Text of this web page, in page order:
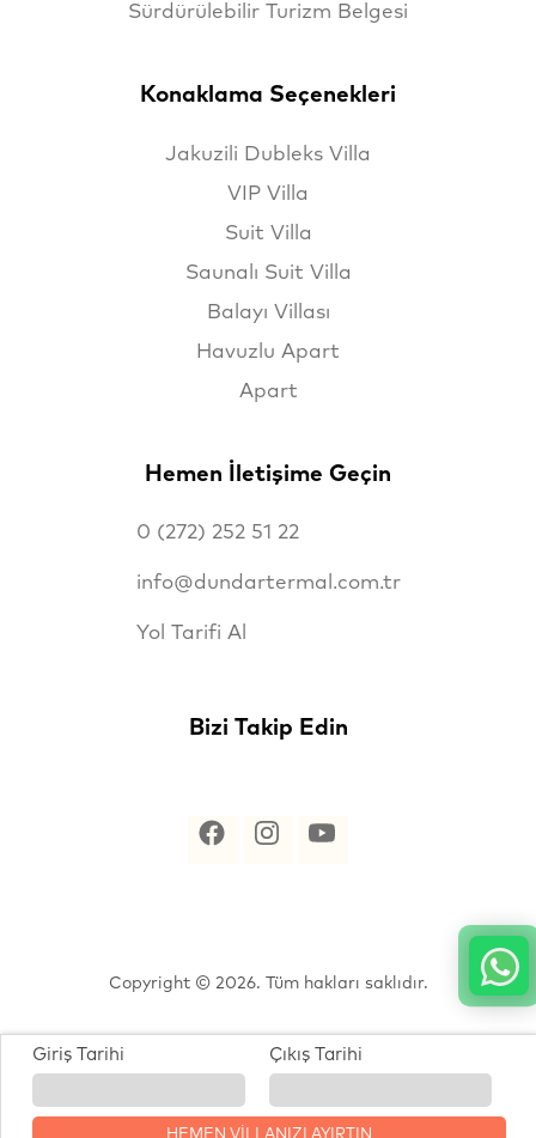
Sürdürülebilir Turizm Belgesi
Konaklama Seçenekleri
Jakuzili Dubleks Villa
VIP Villa
Suit Villa
Saunalı Suit Villa
Balayı Villası
Havuzlu Apart
Apart
Hemen İletişime Geçin
0 (272) 252 51 22
info@dundartermal.com.tr
Yol Tarifi Al
Bizi Takip Edin
Copyright © 2026. Tüm hakları saklıdır.
® Özel Tasarlanmıştır.
Giriş Tarihi Çıkış Tarihi